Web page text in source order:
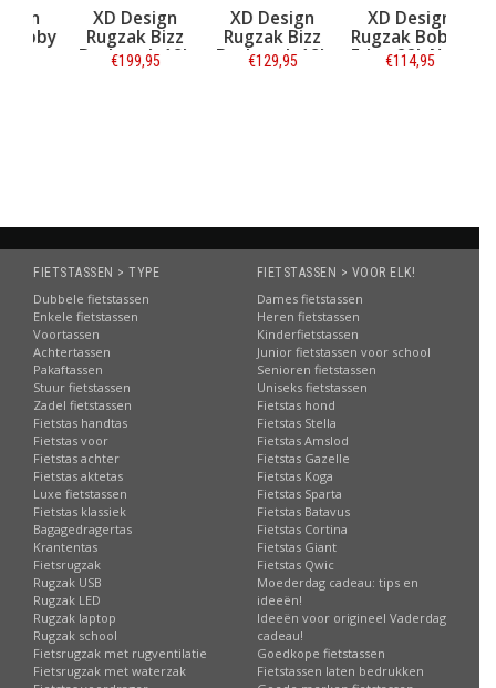
XD Design
Rugzak Bizz
Backpack 18L
€199,95
XD Design
Rugzak Bizz
Backpack 18L
€129,95
XD Design
Rugzak Bobby
Edge 22L Navy
€114,95
FIETSTASSEN > TYPE
Dubbele fietstassen
Enkele fietstassen
Voortassen
Achtertassen
Pakaftassen
Stuur fietstassen
Zadel fietstassen
Fietstas handtas
Fietstas voor
Fietstas achter
Fietstas aktetas
Luxe fietstassen
Fietstas klassiek
Bagagedragertas
Krantentas
Fietsrugzak
Rugzak USB
Rugzak LED
Rugzak laptop
Rugzak school
Fietsrugzak met rugventilatie
Fietsrugzak met waterzak
FIETSTASSEN > VOOR ELK!
Dames fietstassen
Heren fietstassen
Kinderfietstassen
Junior fietstassen voor school
Senioren fietstassen
Uniseks fietstassen
Fietstas hond
Fietstas Stella
Fietstas Amslod
Fietstas Gazelle
Fietstas Koga
Fietstas Sparta
Fietstas Batavus
Fietstas Cortina
Fietstas Giant
Fietstas Qwic
Moederdag cadeau: tips en
ideeën!
Ideeën voor origineel Vaderdag
cadeau!
Goedkope fietstassen
Fietstassen laten bedrukken